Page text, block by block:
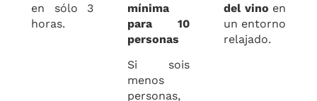
en sólo 3
horas.
mínima
para 10
personas
Si sois
menos
personas,
del vino en
un entorno
relajado.